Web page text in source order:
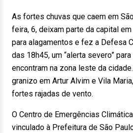
As fortes chuvas que caem em
feira, 6, deixam parte da capital
para alagamentos e fez a Defesa
das 18h45, um “alerta severo”
encontram na zona leste da
granizo em Artur Alvim e Vila
fortes rajadas de vento.
O Centro de Emergências
vinculado à Prefeitura de São